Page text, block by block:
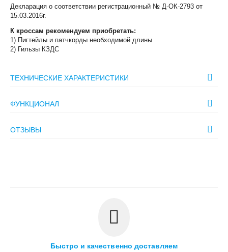
Декларация о соответствии регистрационный № Д-ОК-2793 от
15.03.2016г.
К кроссам рекомендуем приобретать:
1) Пигтейлы и патчкорды необходимой длины
2) Гильзы КЗДС
ТЕХНИЧЕСКИЕ ХАРАКТЕРИСТИКИ
ФУНКЦИОНАЛ
ОТЗЫВЫ
Быстро и качественно доставляем